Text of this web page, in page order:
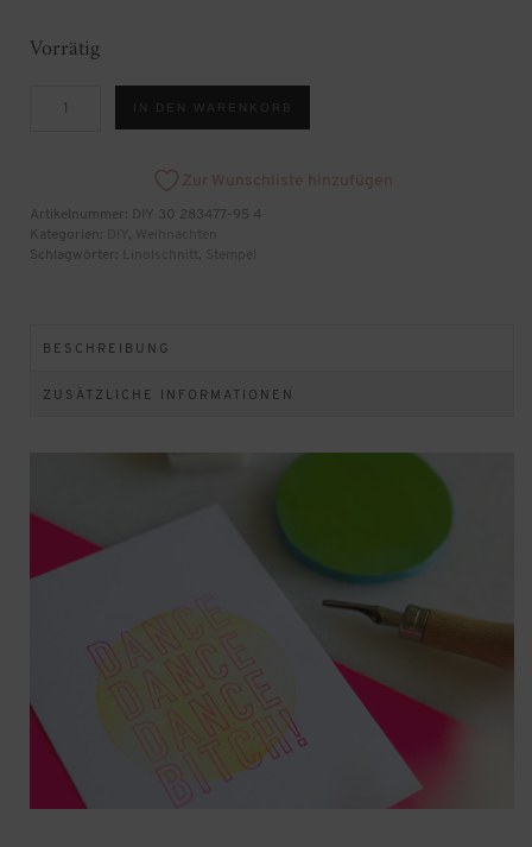
Vorrätig
Menge
IN DEN WARENKORB
Zur Wunschliste hinzufügen
Artikelnummer: DIY 30 283477-95 4
Kategorien:
,
Schlagwörter:
,
BESCHREIBUNG
ZUSÄTZLICHE INFORMATIONEN